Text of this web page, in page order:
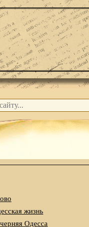
жизнь
Одесса